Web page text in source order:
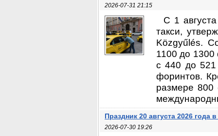
2026-07-31 21:15
С 1
такси,
Közgyűlés.
1100 до 1300
с 440 до
форинтов.
размере 800
Праздник 20 августа 2026 года
2026-07-30 19:26